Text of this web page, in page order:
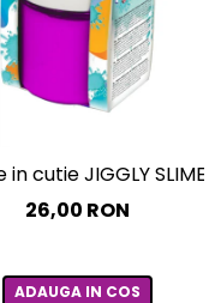
incluse -
in cutie JIGGLY
26,00 RON
ADAUGA IN COS